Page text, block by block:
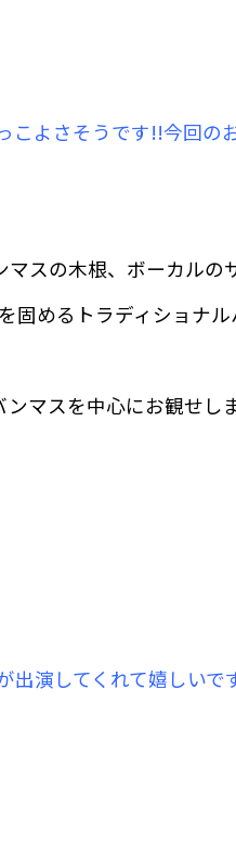
よさそうです!!今回の
スの木根、ボーカル
めるトラディショナル
マスを中心にお観せし
演してくれて嬉しい